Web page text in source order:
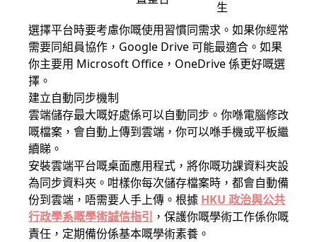
生
選擇平台時要考慮你嘅使用習慣同需求。如果你經常
需要同組員協作，Google Drive 可能最適合。如果
你主要用 Microsoft Office，OneDrive 係更好嘅選
擇。
建立自動同步機制
雲端儲存最大嘅好處係可以自動同步。你喺電腦修改
嘅檔案，會自動上傳到雲端，你可以喺手機或平板繼
續睇。
安裝雲端平台嘅桌面應用程式，將你嘅功課資料夾設
為同步資料夾。咁樣你每次儲存檔案時，都會自動備
份到雲端，唔需要人手上傳。根據 HKU 政治與公共
行政學系嘅學術誠信指引 ，保護你嘅學術工作係你嘅
責任，定期備份係基本嘅學術素養。